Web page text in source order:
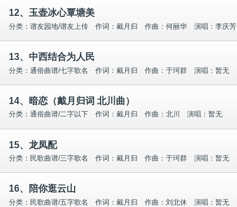
12、玉壶冰心覃塘美
分类：谱友园地/谱友上传 作词：戴月归 作曲：何丽华 演唱：李庆芳
13、中西结合为人民
分类：通俗曲谱/七字歌名 作词：戴月归 作曲：于珂群 演唱：暂无
14、暗恋（戴月归词 北川曲）
分类：通俗曲谱/二字以下 作词：戴月归 作曲：北川 演唱：暂无
15、龙凤配
分类：民歌曲谱/三字歌名 作词：戴月归 作曲：于珂群 演唱：暂无
16、陪你逛云山
分类：民歌曲谱/五字歌名 作词：戴月归 作曲：刘北休 演唱：暂无